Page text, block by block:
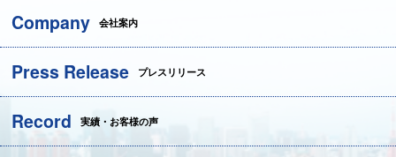
Company 会社案内
Press Release プレスリリース
Record 実績・お客様の声